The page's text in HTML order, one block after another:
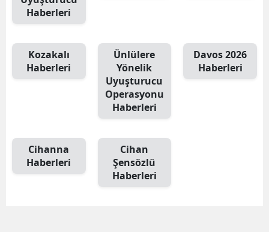
Haberleri
Kozakalı
Haberleri
Ünlülere
Yönelik
Uyuşturucu
Operasyonu
Haberleri
Davos 2026
Haberleri
Cihanna
Haberleri
Cihan
Şensözlü
Haberleri